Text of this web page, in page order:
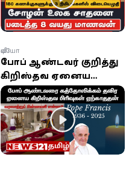
போப் ஆண்டவர் குறித்து
கிறிஸ்தவ ஏனைய
பிரிவுகள் என்ன
சொல்கின்றன?
வீடியோ